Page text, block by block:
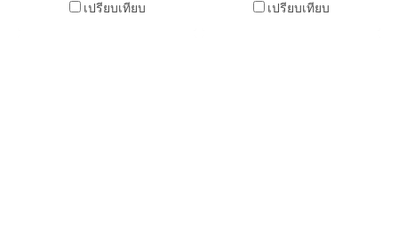
เปรียบเทียบ เปรียบเทียบ